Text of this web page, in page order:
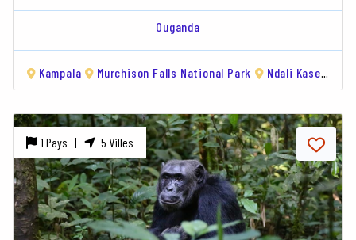
Ouganda
Kampala Murchison Falls National Park Ndali Kasenda Crater Lakes
1 Pays | 5 Villes